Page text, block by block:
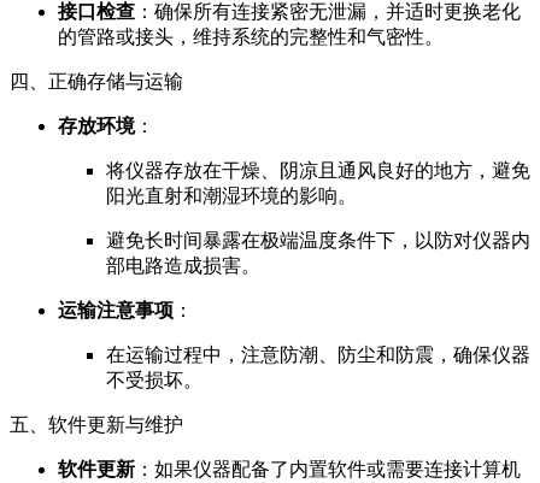
接口检查 ：确保所有连接紧密无泄漏，并适时更换老化
的管路或接头，维持系统的完整性和气密性。
四、正确存储与运输
存放环境：
将仪器存放在干燥、阴凉且通风良好的地方，避免
阳光直射和潮湿环境的影响。
避免长时间暴露在极端温度条件下，以防对仪器内
部电路造成损害。
运输注意事项 ：
在运输过程中，注意防潮、防尘和防震，确保仪器
不受损坏。
五、软件更新与维护
软件更新 ：如果仪器配备了内置软件或需要连接计算机